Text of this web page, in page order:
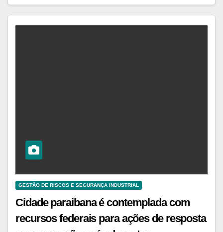
GESTÃO DE RISCOS E SEGURANÇA INDUSTRIAL
Cidade paraibana é contemplada com
recursos federais para ações de resposta